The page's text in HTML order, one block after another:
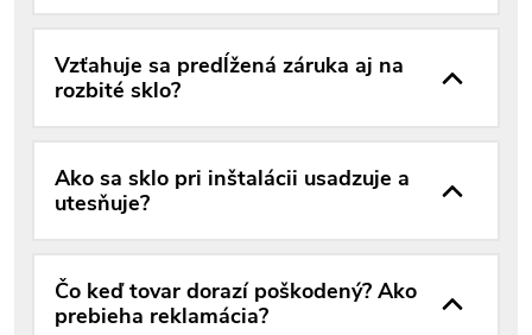
Vzťahuje sa predĺžená záruka aj na
rozbité sklo?
Ako sa sklo pri inštalácii usadzuje a
utesňuje?
Čo keď tovar dorazí poškodený? Ako
prebieha reklamácia?